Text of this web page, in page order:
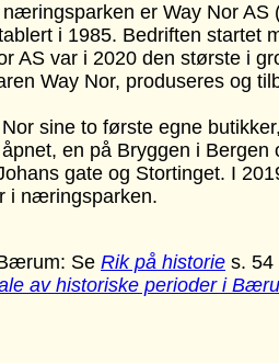
er Way Nor AS
i 1985. Bedriften startet
AS var i 2020 den største i
Way Nor, produseres og
sine to første egne
en på Bryggen i
gate og Stortinget. I
i næringsparken.
Se Rik på historie s. 54
av historiske perioder i